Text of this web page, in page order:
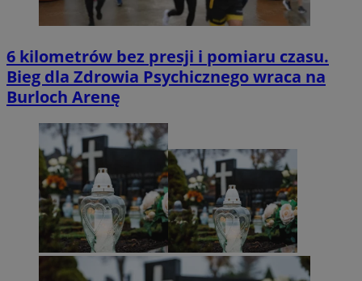
6 kilometrów bez presji i pomiaru czasu.
Bieg dla Zdrowia Psychicznego wraca na
Burloch Arenę